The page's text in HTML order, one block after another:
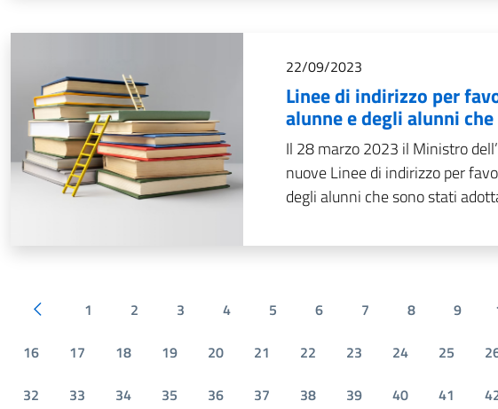
22/09/2023
Linee di indirizzo per
alunne e degli alunni
Il 28 marzo 2023 il Ministro
nuove Linee di indirizzo per
degli alunni che sono stati
Pagina precedente
1 2 3 4 5 6 7 8 9
16
17 18 19 20 21 22 23 24 25
32
33 34 35 36 37 38 39 40 41